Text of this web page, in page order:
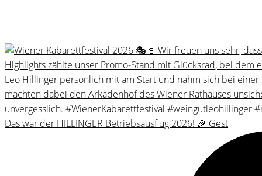
Das war der HILLINGER Betriebsausflug 2026! 🎉 Gest